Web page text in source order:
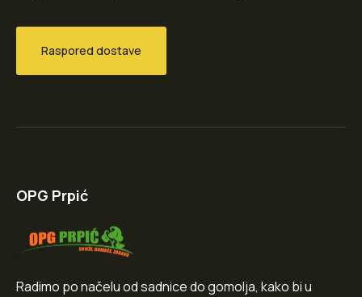
Raspored dostave
OPG Prpić
Radimo po načelu od sadnice do gomolja, kako bi u